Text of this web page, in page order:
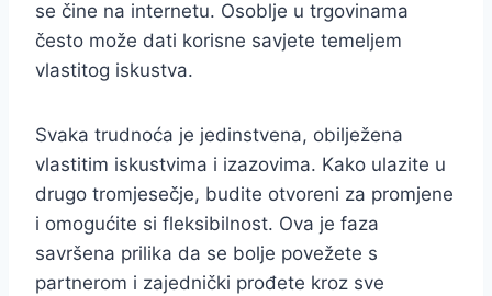
se čine na internetu. Osoblje u trgovinama
često može dati korisne savjete temeljem
vlastitog iskustva.
Svaka trudnoća je jedinstvena, obilježena
vlastitim iskustvima i izazovima. Kako ulazite u
drugo tromjesečje, budite otvoreni za promjene
i omogućite si fleksibilnost. Ova je faza
savršena prilika da se bolje povežete s
partnerom i zajednički prođete kroz sve